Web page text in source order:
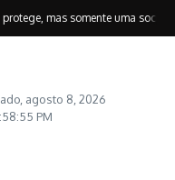
mas somente uma
agosto 8, 2026
PM